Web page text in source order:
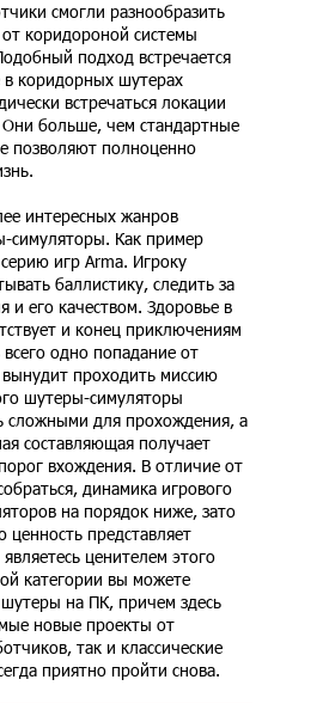
смогли разнообразить
коридороной системы
подход встречается
коридорных шутерах
встречаться локации
больше, чем стандартные
позволяют полноценно
интересных жанров
симуляторы. Как пример
игр Arma. Игроку
баллистику, следить за
и его качеством. Здоровье в
и конец приключениям
одно попадание от
проходить миссию
шутеры-симуляторы
сложными для прохождения, а
составляющая получает
вхождения. В отличие от
динамика игрового
на порядок ниже, зато
представляет
ценителем этого
категории вы можете
на ПК, причем здесь
новые проекты от
так и классические
приятно пройти снова.